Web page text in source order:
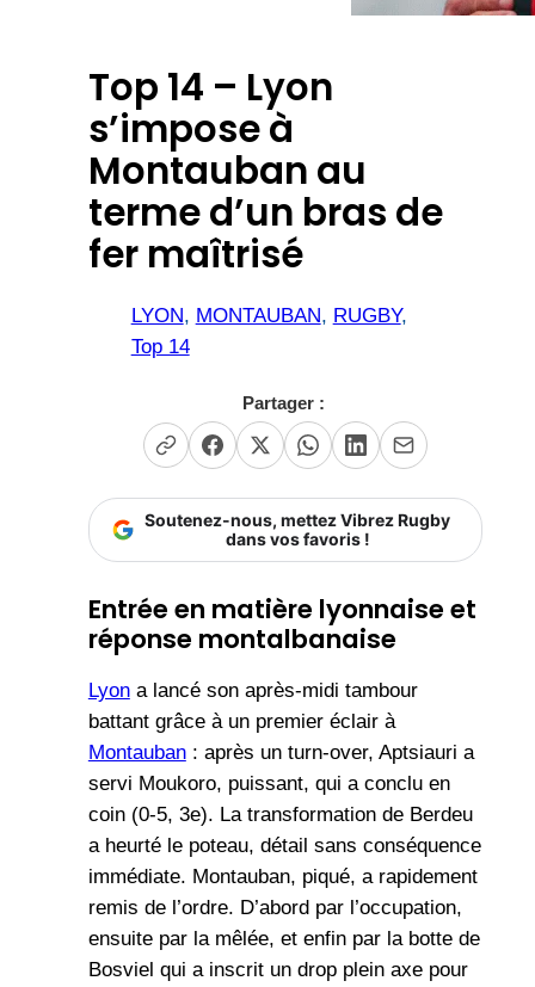
Top 14 – Lyon
s’impose à
Montauban au
terme d’un bras de
fer maîtrisé
LYON, MONTAUBAN, RUGBY
Top 14
Partager :
Soutenez-nous, mettez Vibrez Rugby
dans vos favoris !
Entrée en matière lyonnaise et
réponse montalbanaise
Lyona lancé son après-midi tambour
battant grâce à un premier éclair à
Montauban: après un turn-over, Aptsiauri a
servi Moukoro, puissant, qui a conclu en
coin (0-5, 3e). La transformation de Berdeu
a heurté le poteau, détail sans conséquence
immédiate. Montauban, piqué, a rapidement
remis de l’ordre. D’abord par l’occupation,
ensuite par la mêlée, et enfin par la botte de
Bosviel qui a inscrit un drop plein axe pour